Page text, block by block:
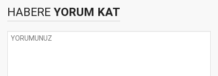
HABERE YORUM KAT